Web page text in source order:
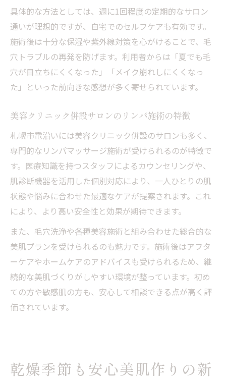
具体的な方法としては、週に1回程度の定期的なサロン
通いが理想的ですが、自宅でのセルフケアも有効です。
施術後は十分な保湿や紫外線対策を心がけることで、毛
穴トラブルの再発を防げます。利用者からは「夏でも毛
穴が目立ちにくくなった」「メイク崩れしにくくなっ
た」といった前向きな感想が多く寄せられています。
美容クリニック併設サロンのリンパ施術の特徴
札幌市電沿いには美容クリニック併設のサロンも多く、
専門的なリンパマッサージ施術が受けられるのが特徴で
す。医療知識を持つスタッフによるカウンセリングや、
肌診断機器を活用した個別対応により、一人ひとりの肌
状態や悩みに合わせた最適なケアが提案されます。これ
により、より高い安全性と効果が期待できます。
また、毛穴洗浄や各種美容施術と組み合わせた総合的な
美肌プランを受けられるのも魅力です。施術後はアフタ
ーケアやホームケアのアドバイスも受けられるため、継
続的な美肌づくりがしやすい環境が整っています。初め
ての方や敏感肌の方も、安心して相談できる点が高く評
価されています。
乾燥季節も安心美肌作りの新